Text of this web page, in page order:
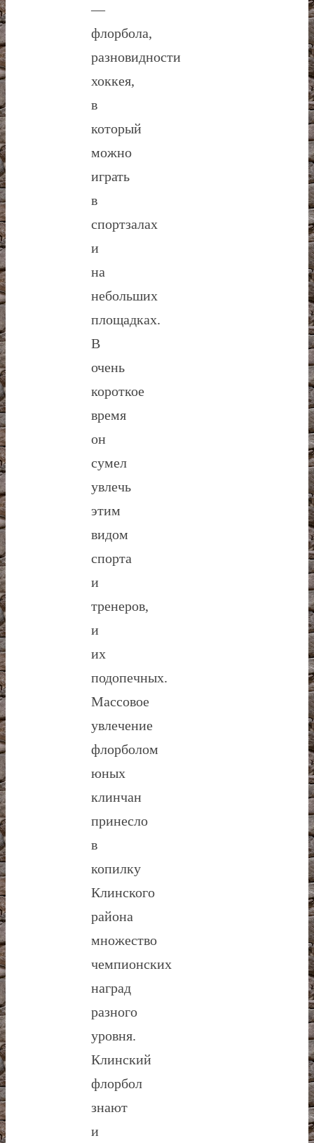
—
флорбола,
разновидности
хоккея,
в
который
можно
играть
в
спортзалах
и
на
небольших
площадках.
В
очень
короткое
время
он
сумел
увлечь
этим
видом
спорта
и
тренеров,
и
их
подопечных.
Массовое
увлечение
флорболом
юных
клинчан
принесло
в
копилку
Клинского
района
множество
чемпионских
наград
разного
уровня.
Клинский
флорбол
знают
и